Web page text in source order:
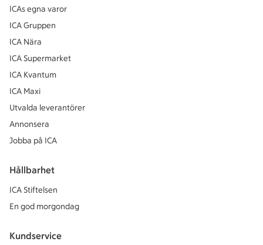
ICAs egna varor
ICA Gruppen
ICA Nära
ICA Supermarket
ICA Kvantum
ICA Maxi
Utvalda leverantörer
Annonsera
Jobba på ICA
Hållbarhet
ICA Stiftelsen
En god morgondag
Kundservice